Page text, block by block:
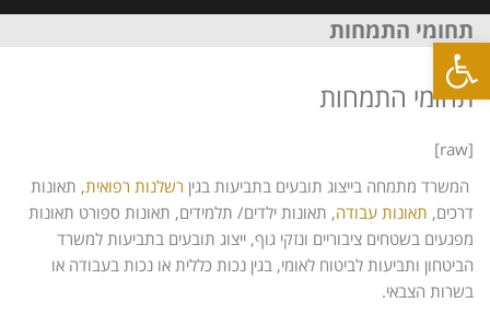
פתח סרגל נגישות
תחומי התמחות
תחומי התמחות
[raw]
המשרד מתמחה בייצוג תובעים בתביעות בגין רשלנות רפואית, תאונות
דרכים, תאונות עבודה, תאונות ילדים/ תלמידים, תאונות ספורט תאונות
מפגעים בשטחים ציבוריים ונזקי גוף, ייצוג תובעים בתביעות למשרד
הביטחון ותביעות לביטוח לאומי, בגין נכות כללית או נכות בעבודה או
בשרות הצבאי.